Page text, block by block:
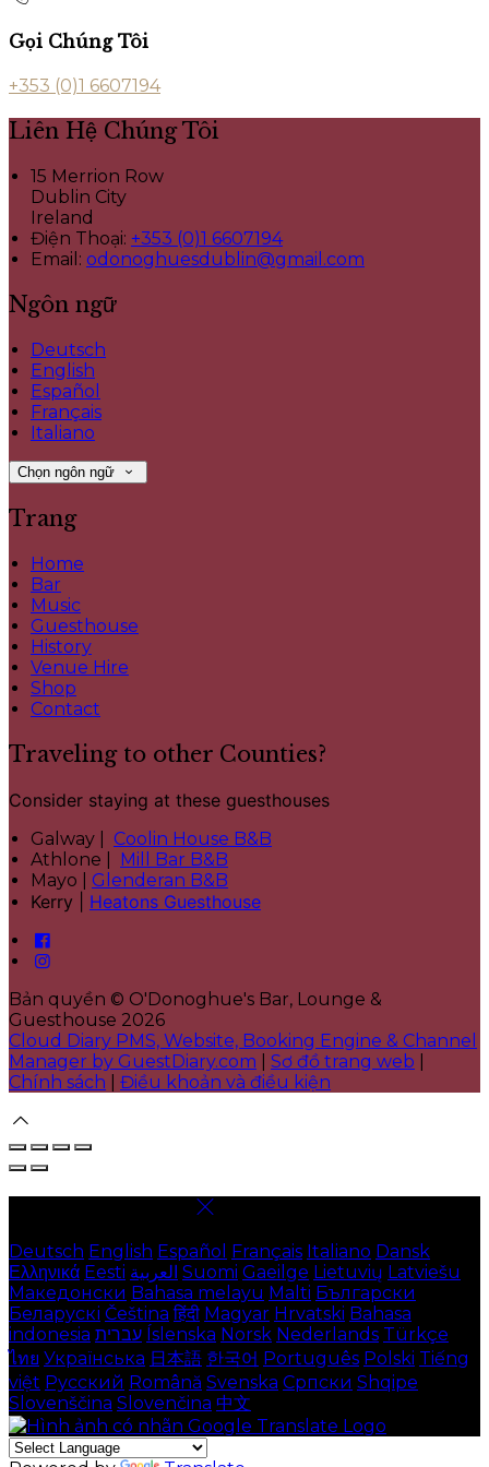
Gọi Chúng Tôi
+353 (0)1 6607194
Liên Hệ Chúng Tôi
15 Merrion Row
Dublin City
Ireland
Điện Thoại: +353 (0)1 6607194
Email: odonoghuesdublin@gmail.com
Ngôn ngữ
Deutsch
English
Español
Français
Italiano
Chọn ngôn ngữ
Trang
Home
Bar
Music
Guesthouse
History
Venue Hire
Shop
Contact
Traveling to other Counties?
Consider staying at these guesthouses
Galway | Coolin House B&B
Athlone |
Mill Bar B&B
Mayo | Glenderan B&B
Kerry | Heatons Guesthouse
Bản quyền © O'Donoghue's Bar, Lounge &
Guesthouse 2026
Cloud Diary PMS, Website, Booking Engine & Channel
Manager by GuestDiary.com
Sơ đồ trang web
Chính sách
Điều khoản và điều kiện
Deutsch English Español Français Italiano Dansk
Ελληνικά Eesti العربية Suomi Gaeilge Lietuvių Latviešu
Македонски Bahasa melayu Malti Български
Беларускі Čeština हिंदी Magyar Hrvatski Bahasa
indonesia עברית Íslenska Norsk Nederlands Türkçe
ไทย Українська 日本語 한국어 Português Polski Tiếng
việt Русский Română Svenska Српски Shqipe
Slovenščina Slovenčina 中文